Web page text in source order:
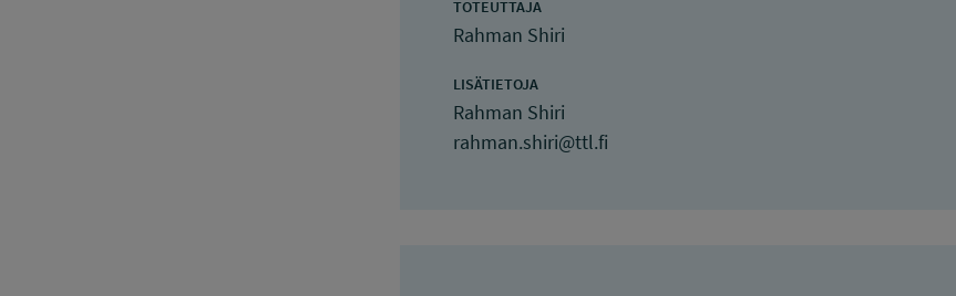
TOTEUTTAJA
Rahman Shiri
LISÄTIETOJA
Rahman Shiri
rahman.shiri@ttl.fi